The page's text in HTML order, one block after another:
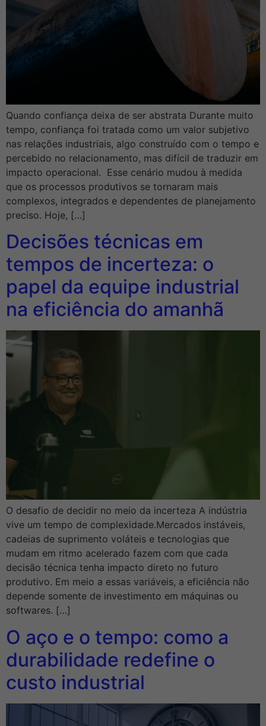
Quando confiança deixa de ser abstrata Durante muito
tempo, confiança foi tratada como um valor subjetivo
nas relações industriais, algo construído com o tempo e
percebido no relacionamento, mas difícil de traduzir em
impacto operacional. Esse cenário mudou à medida
que os processos produtivos se tornaram mais
complexos, integrados e dependentes de planejamento
preciso. Hoje, […]
Decisões técnicas em
tempos de incerteza: o
papel da equipe industrial
na eficiência do amanhã
O desafio de decidir no meio da incerteza A indústria
vive um tempo de complexidade.Mercados instáveis,
cadeias de suprimento voláteis e tecnologias que
mudam em ritmo acelerado fazem com que cada
decisão técnica tenha impacto direto no futuro
produtivo. Em meio a essas variáveis, a eficiência não
depende somente de investimento em máquinas ou
softwares. […]
O aço e o tempo: como a
durabilidade redefine o
custo industrial